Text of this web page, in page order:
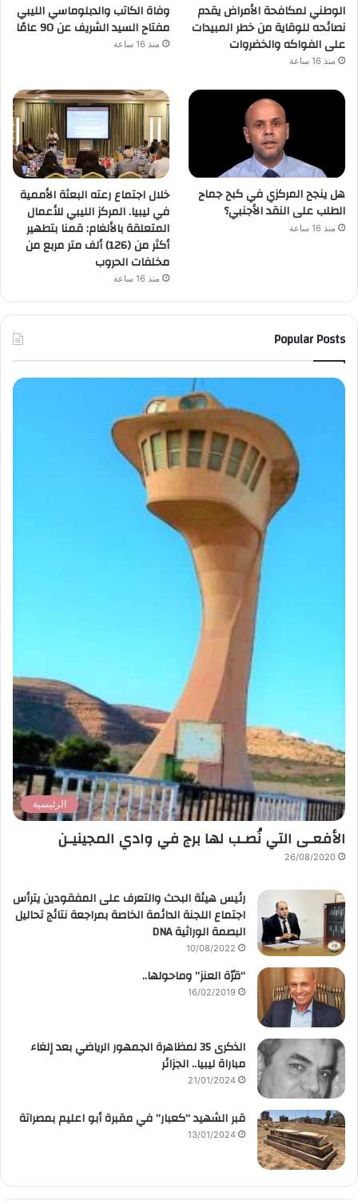
الوطني لمكافحة الأمراض يقدم
نصائحه للوقاية من خطر المبيدات
على الفواكه والخضروات
منذ 16 ساعة
وفاة الكاتب والدبلوماسي الليبي
مفتاح السيد الشريف عن 90 عامًا
منذ 16 ساعة
هل ينجح المركزي في كبح جماح
الطلب على النقد الأجنبي؟
منذ 16 ساعة
خلال اجتماع رعته البعثة الأممية
في ليبيا. المركز الليبي للأعمال
المتعلقة بالألغام: قمنا بتطهير
أكثر من (126) ألف متر مربع من
مخلفات الحروب
منذ 16 ساعة
Popular Posts
الرئيسية
الأفعـى التي نُصـب لها برج في وادي المجينيـن
26/08/2020
رئيس هيئة البحث والتعرف على المفقودين يترأس
اجتماع اللجنة الدائمة الخاصة بمراجعة نتائج تحاليل
البصمة الوراثية DNA
10/08/2022
“قرّة العنز” وماحولها..
16/02/2019
الذكرى 35 لمظاهرة الجمهور الرياضي بعد إلغاء
مباراة ليبيا.. الجزائر
21/01/2024
قبر الشهيد “كعبار” في مقبرة أبو اعليم بمصراتة
13/01/2024